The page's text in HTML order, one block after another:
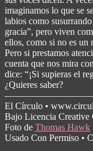
imaginamos lo que se
labios como
gracia”, pero viven
ellos, como si no es un
Pero si prestamos
cuenta que nos mira
dice: “¡Si supieras el
¿Quieres saber?
El Círculo •
Bajo Licencia Creative
Foto de Thomas Hawk
Usado Con Permiso •